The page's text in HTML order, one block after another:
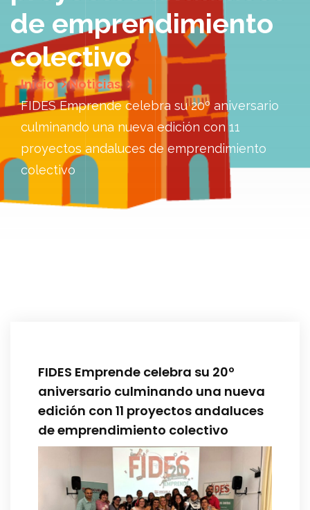
de emprendimiento
colectivo
Inicio
Noticias
FIDES Emprende celebra su 20º aniversario
culminando una nueva edición con 11
proyectos andaluces de emprendimiento
colectivo
FIDES Emprende celebra su 20º
aniversario culminando una nueva
edición con 11 proyectos andaluces
de emprendimiento colectivo